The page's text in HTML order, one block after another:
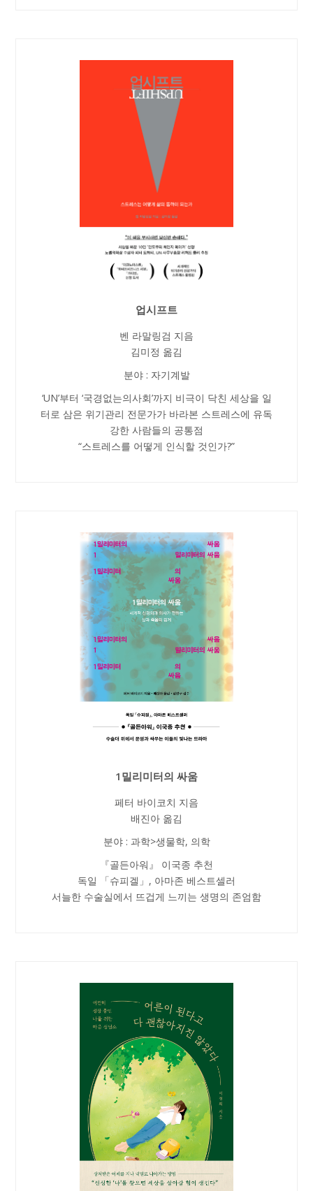
업시프트
벤 라말링검 지음
김미정 옮김
분야 : 자기계발
‘UN’부터 ‘국경없는의사회’까지 비극이 닥친 세상을 일
터로 삼은 위기관리 전문가가 바라본 스트레스에 유독
강한 사람들의 공통점
“스트레스를 어떻게 인식할 것인가?”
1밀리미터의 싸움
페터 바이코치 지음
배진아 옮김
분야 : 과학>생물학, 의학
『골든아워』 이국종 추천
독일 「슈피겔」, 아마존 베스트셀러
서늘한 수술실에서 뜨겁게 느끼는 생명의 존엄함